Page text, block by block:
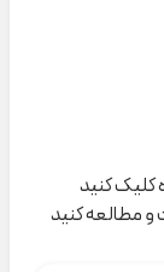
کلیک کنید
و مطالعه کنید